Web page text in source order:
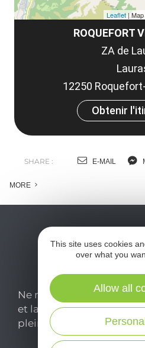
ROQUEFORT
ZA de
12250
Obtenir
Leaflet |
SHARE : E-MAIL
MORE
Ne manquez pas notre
et laissez-vous inspirer
pleinement de votre
This site uses cookies
over what you
Allow all